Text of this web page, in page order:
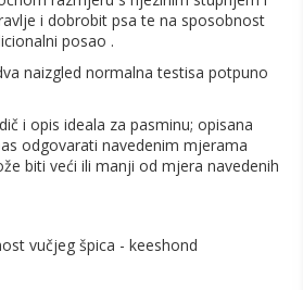
i dobrobit psa te na sposobnost
posao .
naizgled normalna testisa potpuno
i opis ideala za pasminu; opisana
odgovarati navedenim mjerama
biti veći ili manji od mjera navedenih